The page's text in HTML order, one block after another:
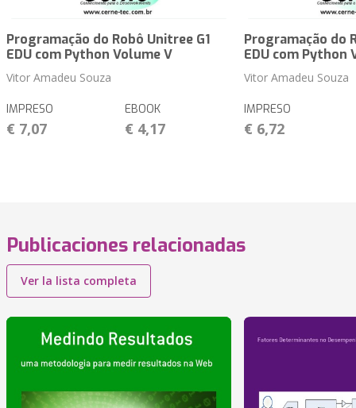
Programação do Robô Unitree G1
EDU com Python Volume V
Vitor Amadeu Souza
IMPRESO
€ 7,07
EBOOK
€ 4,17
Programação do
EDU com Python
Vitor Amadeu Souza
IMPRESO
€ 6,72
Publicaciones relacionadas
Ver la lista completa